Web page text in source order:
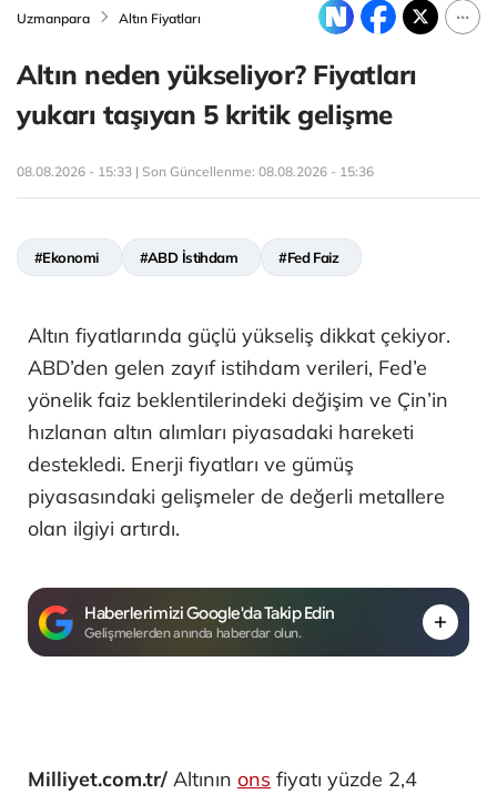
Uzmanpara Altın Fiyatları
Altın neden yükseliyor? Fiyatları
yukarı taşıyan 5 kritik gelişme
08.08.2026 - 15:33 | Son Güncellenme: 08.08.2026 - 15:36
#Ekonomi #ABD İstihdam #Fed Faiz
Altın fiyatlarında güçlü yükseliş dikkat çekiyor.
ABD’den gelen zayıf istihdam verileri, Fed’e
yönelik faiz beklentilerindeki değişim ve Çin’in
hızlanan altın alımları piyasadaki hareketi
destekledi. Enerji fiyatları ve gümüş
piyasasındaki gelişmeler de değerli metallere
olan ilgiyi artırdı.
Haberlerimizi Google'da Takip Edin
Gelişmelerden anında haberdar olun.
Milliyet.com.tr/ Altının ons fiyatı yüzde 2,4